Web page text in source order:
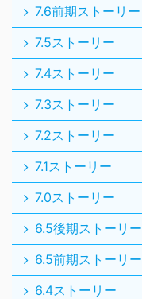
7.6前期ストーリー
7.5ストーリー
7.4ストーリー
7.3ストーリー
7.2ストーリー
7.1ストーリー
7.0ストーリー
6.5後期ストーリー
6.5前期ストーリー
6.4ストーリー